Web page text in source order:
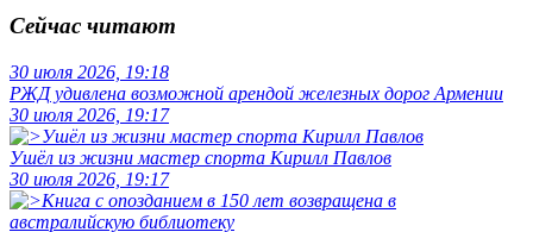
Сейчас читают
30 июля 2026, 19:18
РЖД удивлена возможной арендой железных дорог Армении
30 июля 2026, 19:17
Ушёл из жизни мастер спорта Кирилл Павлов
30 июля 2026, 19:17